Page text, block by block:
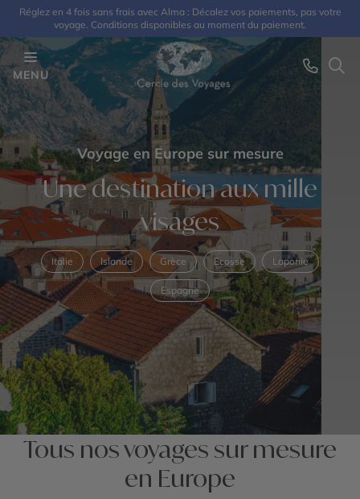
Réglez en 4 fois sans frais avec Alma : Décalez vos paiements, pas votre
voyage. Conditions disponibles au moment du paiement.
MENU
Voyage en Europe sur mesure
Une destination aux mille
visages
Italie Islande Grèce Ecosse Laponie
Espagne
Tous nos voyages sur mesure
en Europe